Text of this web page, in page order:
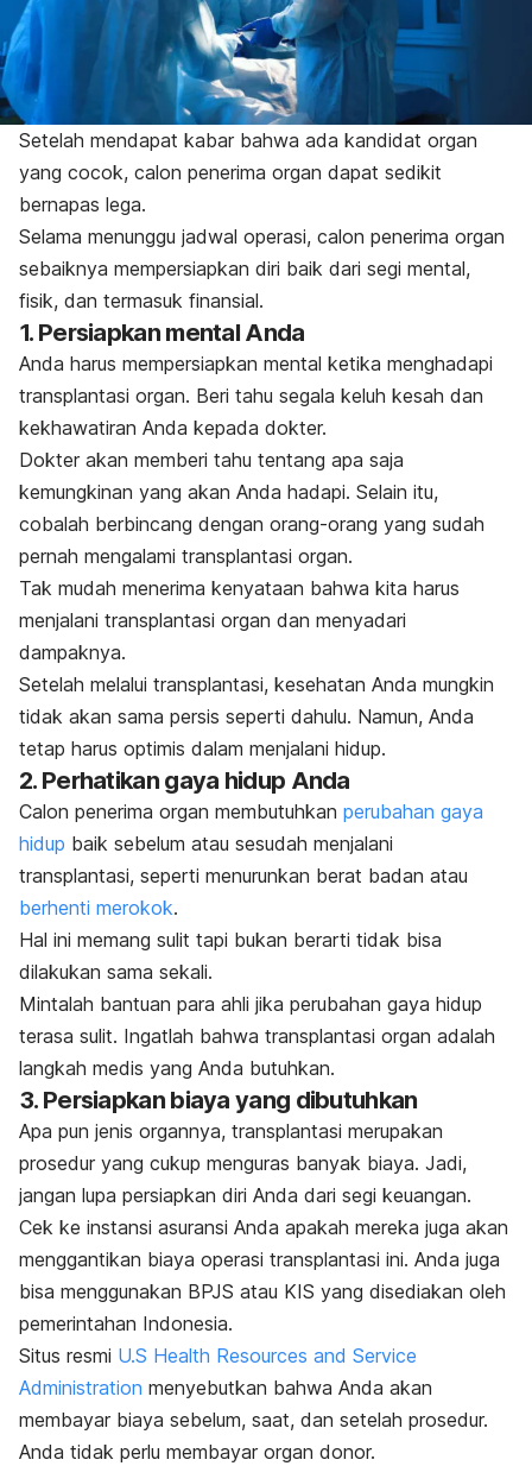
Setelah mendapat kabar bahwa ada kandidat organ
yang cocok, calon penerima organ dapat sedikit
bernapas lega.
Selama menunggu jadwal operasi, calon penerima organ
sebaiknya mempersiapkan diri baik dari segi mental,
fisik, dan termasuk finansial.
1. Persiapkan mental Anda
Anda harus mempersiapkan mental ketika menghadapi
transplantasi organ. Beri tahu segala keluh kesah dan
kekhawatiran Anda kepada dokter.
Dokter akan memberi tahu tentang apa saja
kemungkinan yang akan Anda hadapi. Selain itu,
cobalah berbincang dengan orang-orang yang sudah
pernah mengalami transplantasi organ.
Tak mudah menerima kenyataan bahwa kita harus
menjalani transplantasi organ dan menyadari
dampaknya.
Setelah melalui transplantasi, kesehatan Anda mungkin
tidak akan sama persis seperti dahulu. Namun, Anda
tetap harus optimis dalam menjalani hidup.
2. Perhatikan gaya hidup Anda
Calon penerima organ membutuhkan perubahan gaya
hidup baik sebelum atau sesudah menjalani
transplantasi, seperti menurunkan berat badan atau
berhenti merokok.
Hal ini memang sulit tapi bukan berarti tidak bisa
dilakukan sama sekali.
Mintalah bantuan para ahli jika perubahan gaya hidup
terasa sulit. Ingatlah bahwa transplantasi organ adalah
langkah medis yang Anda butuhkan.
3. Persiapkan biaya yang dibutuhkan
Apa pun jenis organnya, transplantasi merupakan
prosedur yang cukup menguras banyak biaya. Jadi,
jangan lupa persiapkan diri Anda dari segi keuangan.
Cek ke instansi asuransi Anda apakah mereka juga akan
menggantikan biaya operasi transplantasi ini. Anda juga
bisa menggunakan BPJS atau KIS yang disediakan oleh
pemerintahan Indonesia.
Situs resmi U.S Health Resources and Service
Administration menyebutkan bahwa Anda akan
membayar biaya sebelum, saat, dan setelah prosedur.
Anda tidak perlu membayar organ donor.